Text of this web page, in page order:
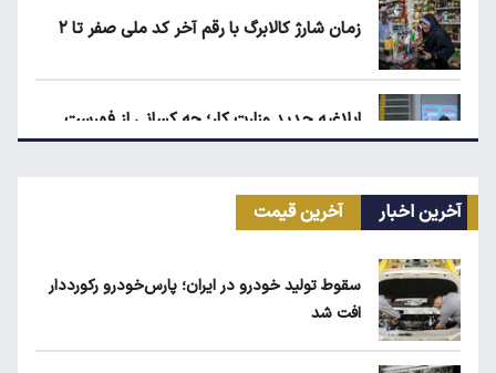
زمان شارژ کالابرگ با رقم آخر کد ملی صفر تا ۲
ابلاغیه جدید وزارت کار؛ چه کسانی از فهرست
مشاغل سخت حذف می‌شوند؟
آخرین اخبار آخرین قیمت
سقوط تولید خودرو در ایران؛ پارس‌خودرو رکورددار
افت شد